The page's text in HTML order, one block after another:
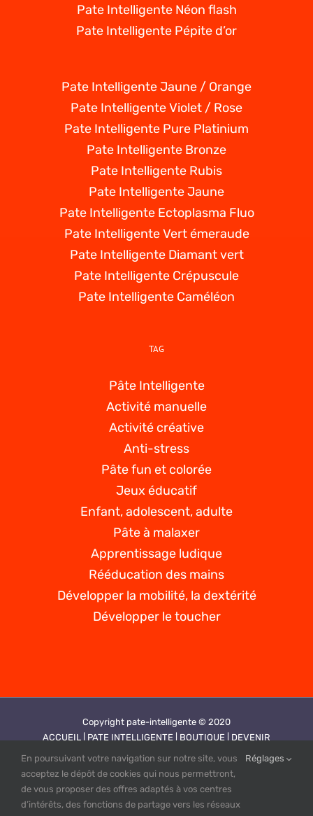
Pate Intelligente Néon flash
Pate Intelligente Pépite d’or
Pate Intelligente Jaune / Orange
Pate Intelligente Violet / Rose
Pate Intelligente Pure Platinium
Pate Intelligente Bronze
Pate Intelligente Rubis
Pate Intelligente Jaune
Pate Intelligente Ectoplasma Fluo
Pate Intelligente Vert émeraude
Pate Intelligente Diamant vert
Pate Intelligente Crépuscule
Pate Intelligente Caméléon
TAG
Pâte Intelligente
Activité manuelle
Activité créative
Anti-stress
Pâte fun et colorée
Jeux éducatif
Enfant, adolescent, adulte
Pâte à malaxer
Apprentissage ludique
Rééducation des mains
Développer la mobilité, la dextérité
Développer le toucher
Copyright pate-intelligente © 2020
ACCUEIL | PATE INTELLIGENTE | BOUTIQUE | DEVENIR
REVENDEUR |
VIDEOS | CONTACT | PLAN DE SITE |
MENTIONS
LEGALES |
CGV |
POLITIQUE DE CONFIDENTIALITE
Création site web by PUBINLYON
En poursuivant votre navigation sur notre site, vous
acceptez le dépôt de cookies qui nous permettront,
de vous proposer des offres adaptés à vos centres
d’intérêts, des fonctions de partage vers les réseaux
Réglages